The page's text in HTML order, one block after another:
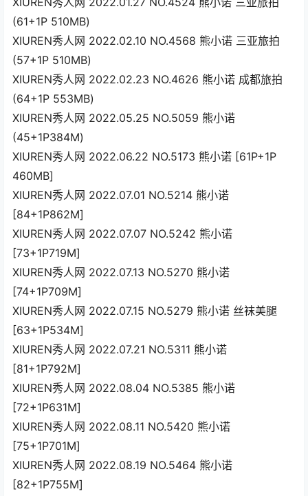
(61+1P 510MB)
XIUREN秀人网 2022.02.10 NO.4568 熊小诺 三亚旅拍
(57+1P 510MB)
XIUREN秀人网 2022.02.23 NO.4626 熊小诺 成都旅拍
(64+1P 553MB)
XIUREN秀人网 2022.05.25 NO.5059 熊小诺
(45+1P384M)
XIUREN秀人网 2022.06.22 NO.5173 熊小诺 [61P+1P
460MB]
XIUREN秀人网 2022.07.01 NO.5214 熊小诺
[84+1P862M]
XIUREN秀人网 2022.07.07 NO.5242 熊小诺
[73+1P719M]
XIUREN秀人网 2022.07.13 NO.5270 熊小诺
[74+1P709M]
XIUREN秀人网 2022.07.15 NO.5279 熊小诺 丝袜美腿
[63+1P534M]
XIUREN秀人网 2022.07.21 NO.5311 熊小诺
[81+1P792M]
XIUREN秀人网 2022.08.04 NO.5385 熊小诺
[72+1P631M]
XIUREN秀人网 2022.08.11 NO.5420 熊小诺
[75+1P701M]
XIUREN秀人网 2022.08.19 NO.5464 熊小诺
[82+1P755M]